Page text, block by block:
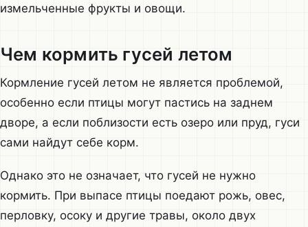
измельченные фрукты и овощи.
Чем кормить гусей летом
Кормление гусей летом не является проблемой,
особенно если птицы могут пастись на заднем
дворе, а если поблизости есть озеро или пруд, гуси
сами найдут себе корм.
Однако это не означает, что гусей не нужно
кормить. При выпасе птицы поедают рожь, овес,
перловку, осоку и другие травы, около двух